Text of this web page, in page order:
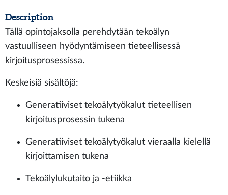
Description
Tällä opintojaksolla perehdytään tekoälyn
vastuulliseen hyödyntämiseen tieteellisessä
kirjoitusprosessissa.
Keskeisiä sisältöjä:
Generatiiviset tekoälytyökalut tieteellisen
kirjoitusprosessin tukena
Generatiiviset tekoälytyökalut vieraalla kielellä
kirjoittamisen tukena
Tekoälylukutaito ja -etiikka